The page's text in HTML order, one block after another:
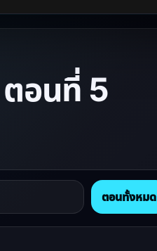
อนที่ 5
ตอนทั้งหมด